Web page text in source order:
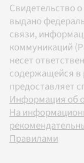
Свидетельство
выдано
связи,
коммуникаций
несет
содержащейся в
предоставляет
Информация об
На
Правилами